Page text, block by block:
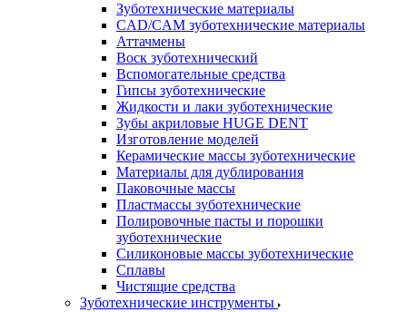
Зуботехнические материалы
CAD/CAM зуботехнические материалы
Аттачмены
Воск зуботехнический
Вспомогательные средства
Гипсы зуботехнические
Жидкости и лаки зуботехнические
Зубы акриловые HUGE DENT
Изготовление моделей
Керамические массы зуботехнические
Материалы для дублирования
Паковочные массы
Пластмассы зуботехнические
Полировочные пасты и порошки
зуботехнические
Силиконовые массы зуботехнические
Сплавы
Чистящие средства
Зуботехнические инструменты